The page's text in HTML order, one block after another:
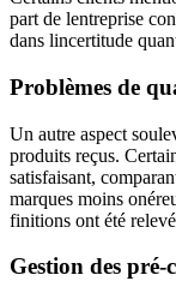
part de lentreprise
dans lincertitude
Problèmes de
Un autre aspect
produits reçus.
satisfaisant,
marques moins
finitions ont été
Gestion des pré-